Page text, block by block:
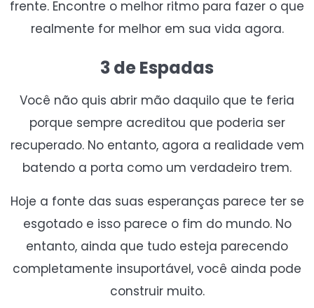
frente. Encontre o melhor ritmo para fazer o que
realmente for melhor em sua vida agora.
3 de Espadas
Você não quis abrir mão daquilo que te feria
porque sempre acreditou que poderia ser
recuperado. No entanto, agora a realidade vem
batendo a porta como um verdadeiro trem.
Hoje a fonte das suas esperanças parece ter se
esgotado e isso parece o fim do mundo. No
entanto, ainda que tudo esteja parecendo
completamente insuportável, você ainda pode
construir muito.